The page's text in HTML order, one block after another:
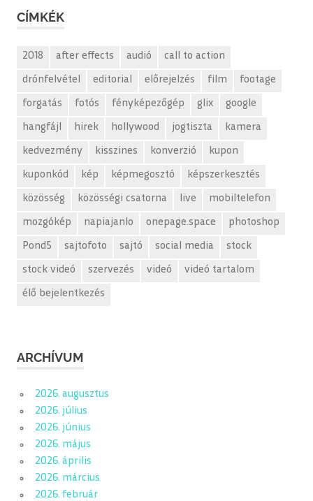
CÍMKÉK
2018 after effects audió call to action
drónfelvétel editorial előrejelzés film footage
forgatás fotós fényképezőgép glix google
hangfájl hirek hollywood jogtiszta kamera
kedvezmény kisszines konverzió kupon
kuponkód kép képmegosztó képszerkesztés
közösség közösségi csatorna live mobiltelefon
mozgókép napiajanlo onepage.space photoshop
Pond5 sajtofoto sajtó social media stock
stock videó szervezés videó videó tartalom
élő bejelentkezés
ARCHÍVUM
2026. augusztus
2026. július
2026. június
2026. május
2026. április
2026. március
2026. február